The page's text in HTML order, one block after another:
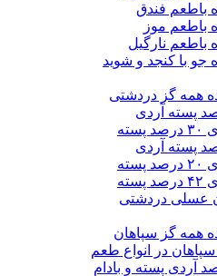
باطعم فندق
باطعم موز
باطعم نارگیل
جو با کنجد و شوید
همه گز دردشتی
عسلی دردشتی
همه گز سپاهان
در انواع طعم